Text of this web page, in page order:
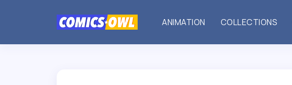
ANIMATION COLLECTIONS